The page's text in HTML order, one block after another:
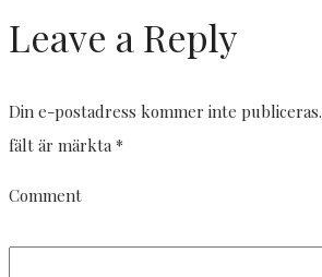
Leave a Reply
Din e-postadress kommer inte publiceras.
fält är märkta*
Comment